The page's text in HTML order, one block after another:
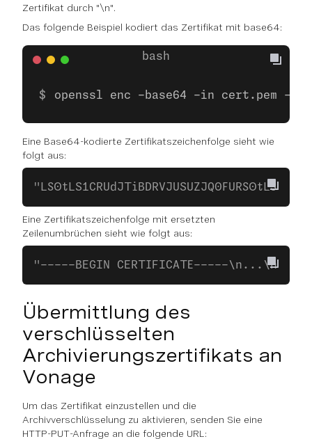
Zertifikat durch "\n".
Das folgende Beispiel kodiert das Zertifikat mit base64:
openssl enc -base64 -in cert.pem -
Eine Base64-kodierte Zertifikatszeichenfolge sieht wie
folgt aus:
Eine Zertifikatszeichenfolge mit ersetzten
Zeilenumbrüchen sieht wie folgt aus:
"-----BEGIN CERTIFICATE-----\n...\n...\n
Übermittlung des
verschlüsselten
Archivierungszertifikats an
Vonage
Um das Zertifikat einzustellen und die
Archivverschlüsselung zu aktivieren, senden Sie eine
HTTP-PUT-Anfrage an die folgende URL: